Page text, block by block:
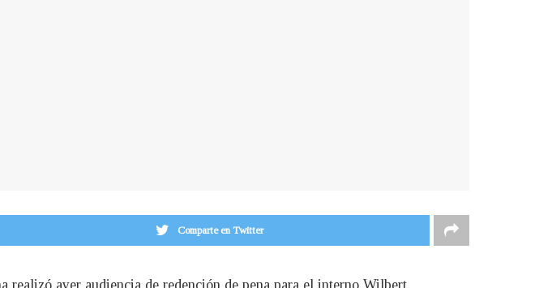
Comparte en Twitter